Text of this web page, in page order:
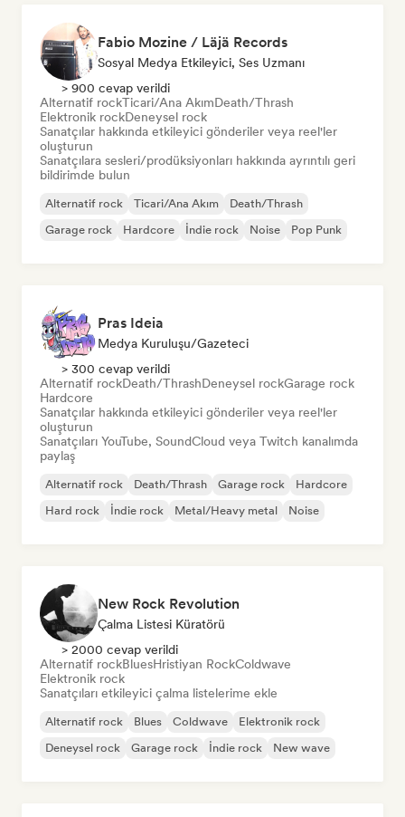
Fabio Mozine / Läjä Records
Sosyal Medya Etkileyici, Ses Uzmanı
> 900 cevap verildi
Alternatif rockTicari/Ana AkımDeath/Thrash
Elektronik rockDeneysel rock
Sanatçılar hakkında etkileyici gönderiler veya reel'ler
oluşturun
Sanatçılara sesleri/prodüksiyonları hakkında ayrıntılı geri
bildirimde bulun
Alternatif rock Ticari/Ana Akım
Death/Thrash
Garage rock
Hardcore İndie rock Noise Pop Punk
Pras Ideia
Medya Kuruluşu/Gazeteci
> 300 cevap verildi
Alternatif rockDeath/ThrashDeneysel rockGarage rock
Hardcore
Sanatçılar hakkında etkileyici gönderiler veya reel'ler
oluşturun
Sanatçıları YouTube, SoundCloud veya Twitch kanalımda
paylaş
Alternatif rock Death/Thrash Garage rock
Hardcore
Hard rock
İndie rock Metal/Heavy metal Noise
New Rock Revolution
Çalma Listesi Küratörü
> 2000 cevap verildi
Alternatif rockBluesHristiyan RockColdwave
Elektronik rock
Sanatçıları etkileyici çalma listelerime ekle
Alternatif rock Blues Coldwave
Elektronik rock
Deneysel rock
Garage rock İndie rock New wave